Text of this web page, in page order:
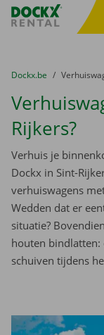
Fratello DEMO
U bevindt zich hier:
van
Dockx.be naar
Rijkers?
Verhuis je
Dockx in Sint-
verhuiswagens
Wedden dat er
situatie?
houten
schuiven tijdens